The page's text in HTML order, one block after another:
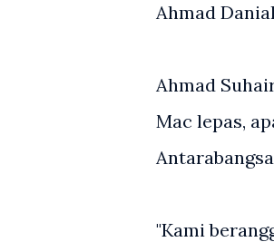
Ahmad
Ahmad
Mac lepas,
"Kami